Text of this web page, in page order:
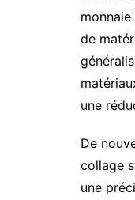
de
une
De
collage
une